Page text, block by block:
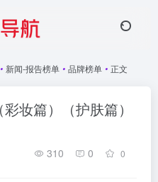
• 新闻-报告榜单 • 品牌榜单 • 正文
妆篇）（护肤篇）
310 0 0